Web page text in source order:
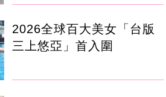
2026全球百大美女「台版
三上悠亞」首入圍